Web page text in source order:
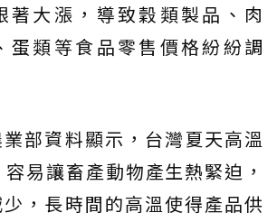
著大漲，導致穀類製品、肉
蛋類等食品零售價格紛紛調
部資料顯示，台灣夏天高溫
易讓畜產動物產生熱緊迫，
，長時間的高溫使得產品供